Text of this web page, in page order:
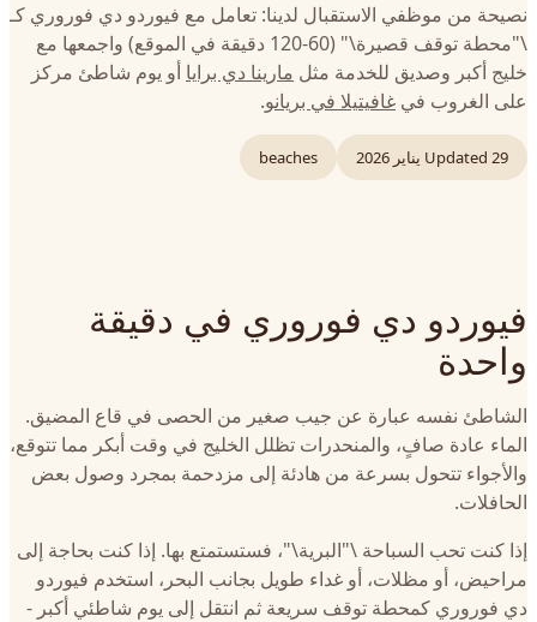
نصيحة من موظفي الاستقبال لدينا: تعامل مع فيوردو دي فوروري كـ
\"محطة توقف قصيرة\" (60-120 دقيقة في الموقع) واجمعها مع
خليج أكبر وصديق للخدمة مثل مارينا دي برايا أو يوم شاطئ مركز
على الغروب في غافيتيلا في بريانو.
Updated 29 يناير 2026 beaches
فيوردو دي فوروري في دقيقة
واحدة
الشاطئ نفسه عبارة عن جيب صغير من الحصى في قاع المضيق.
الماء عادة صافٍ، والمنحدرات تظلل الخليج في وقت أبكر مما تتوقع،
والأجواء تتحول بسرعة من هادئة إلى مزدحمة بمجرد وصول بعض
الحافلات.
إذا كنت تحب السباحة \"البرية\"، فستستمتع بها. إذا كنت بحاجة إلى
مراحيض، أو مظلات، أو غداء طويل بجانب البحر، استخدم فيوردو
دي فوروري كمحطة توقف سريعة ثم انتقل إلى يوم شاطئي أكبر -